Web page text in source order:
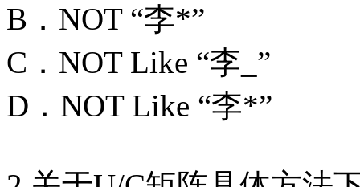
B．NOT “李*”
C．NOT Like “李_”
D．NOT Like “李*”